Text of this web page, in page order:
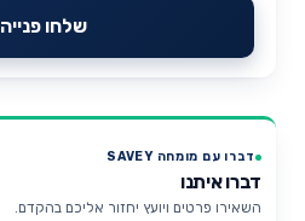
שלחו פנייה
דברו עם מומחה SAVEY
דברו איתנו
השאירו פרטים ויועץ יחזור אליכם בהקדם.